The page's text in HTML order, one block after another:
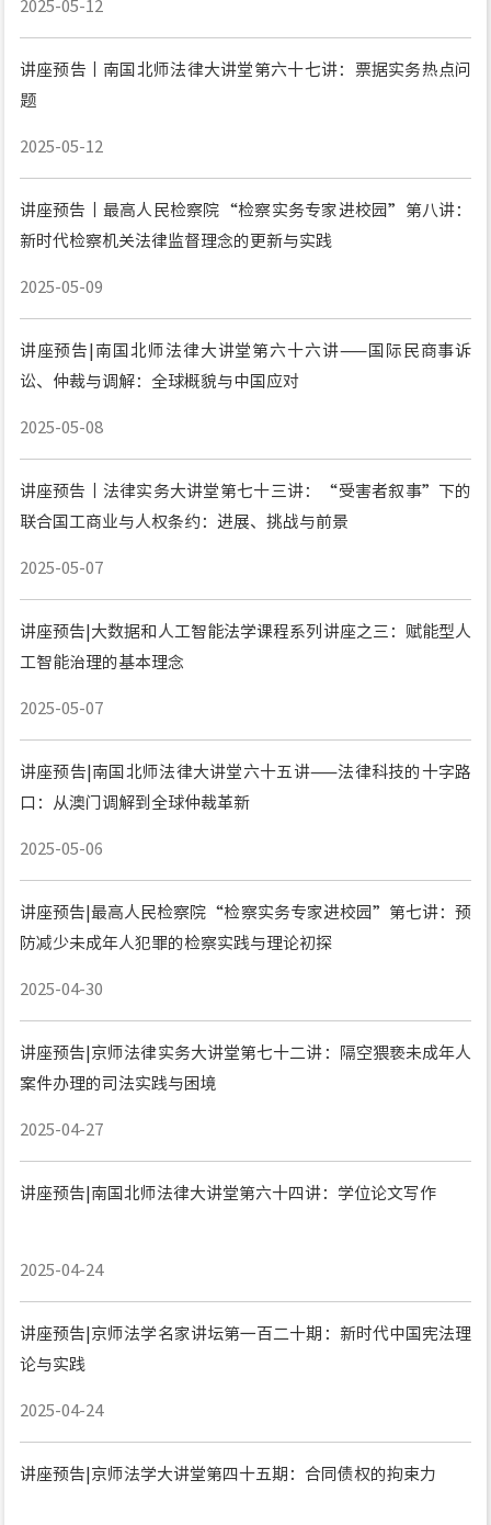
2025-05-12
讲座预告丨南国北师法律大讲堂第六十七讲：票据实务热点问
题
2025-05-12
讲座预告丨最高人民检察院“检察实务专家进校园”第八讲：
新时代检察机关法律监督理念的更新与实践
2025-05-09
讲座预告|南国北师法律大讲堂第六十六讲——国际民商事诉
讼、仲裁与调解：全球概貌与中国应对
2025-05-08
讲座预告丨法律实务大讲堂第七十三讲：“受害者叙事”下的
联合国工商业与人权条约：进展、挑战与前景
2025-05-07
讲座预告|大数据和人工智能法学课程系列讲座之三：赋能型人
工智能治理的基本理念
2025-05-07
讲座预告|南国北师法律大讲堂六十五讲——法律科技的十字路
口：从澳门调解到全球仲裁革新
2025-05-06
讲座预告|最高人民检察院“检察实务专家进校园”第七讲：预
防减少未成年人犯罪的检察实践与理论初探
2025-04-30
讲座预告|京师法律实务大讲堂第七十二讲：隔空猥亵未成年人
案件办理的司法实践与困境
2025-04-27
讲座预告|南国北师法律大讲堂第六十四讲：学位论文写作
2025-04-24
讲座预告|京师法学名家讲坛第一百二十期：新时代中国宪法理
论与实践
2025-04-24
讲座预告|京师法学大讲堂第四十五期：合同债权的拘束力